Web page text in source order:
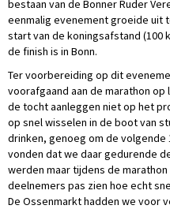
bestaan van de Bonner Ruder
eenmalig evenement groeide uit
start van de koningsafstand (100
de finish is in Bonn.
Ter voorbereiding op dit
voorafgaand aan de marathon
de tocht aanleggen niet op het
op snel wisselen in de boot van
drinken, genoeg om de volgende
vonden dat we daar gedurende
werden maar tijdens de
deelnemers pas zien hoe echt
De Ossenmarkt hadden we voor